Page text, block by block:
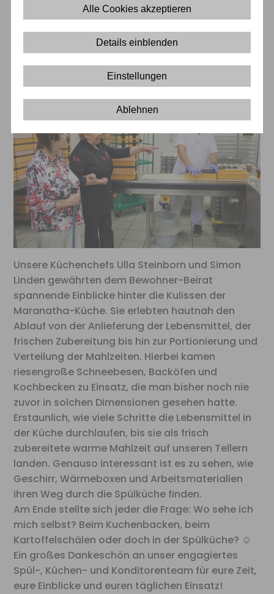
Alle Cookies akzeptieren
Details einblenden
Einstellungen
Ablehnen
Bewohner-Beirat zu Gast in der
hauseigenen Küche &
Konditorei
Unsere Küchenchefs Ulla Steinborn und Simon
Linden gewährten dem Bewohner-Beirat
spannende Einblicke hinter die Kulissen der
Maranatha-Küche. Sie erlebten hautnah den
Ablauf von der Anlieferung der Lebensmittel, der
frischen Zubereitung bis hin zur Portionierung und
Verteilung der Mahlzeiten. Hierbei kamen
riesengroße Schneebesen, Backöfen und
Kochbecken zu Einsatz, die man bisher noch nie
zuvor in solchen Dimensionen gesehen hatte.
Erstaunlich, wie viele Schritte die Lebensmittel in
der Küche durchlaufen, bis sie als frisch
zubereitete warme Mahlzeit auf unseren Tellern
landen. Genauso interessant ist es zu sehen, wie
Geschirr, Wärmeboxen und Arbeitsmaterialien
ihren Weg durch die Spülküche finden.
Am Ende stellte sich jeder die Frage: Wo sehe ich
mich selbst? Beim Kuchenbacken, beim
Kartoffelschälen oder doch in der Spülküche? ☺
Ein großes Dankeschön an unser engagiertes
Spül-, Küchen- und Konditorenteam für eure Zeit,
eure Einblicke und euren täglichen Einsatz!